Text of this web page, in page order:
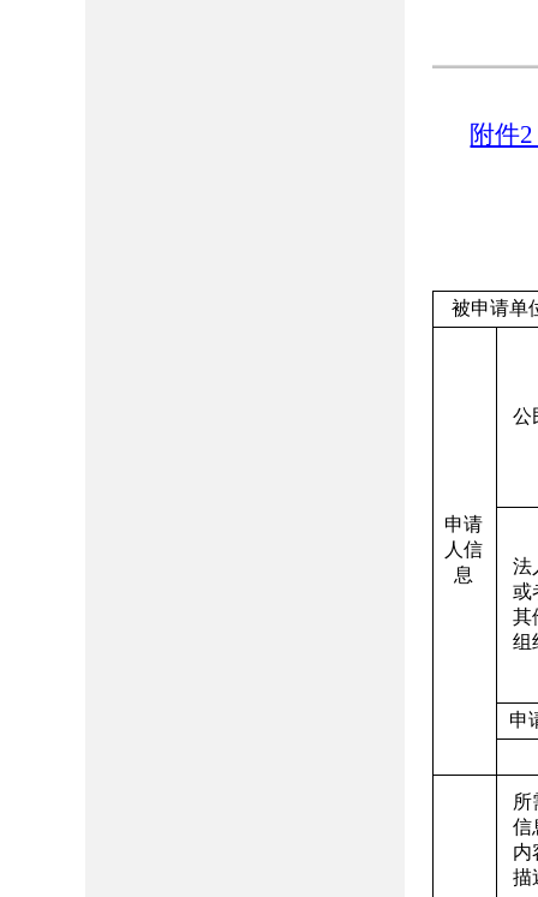
附件
被申请单
申请
人信
息
公
法
或
其
组
申
所
信
内
描